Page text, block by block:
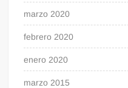
marzo 2020
febrero 2020
enero 2020
marzo 2015